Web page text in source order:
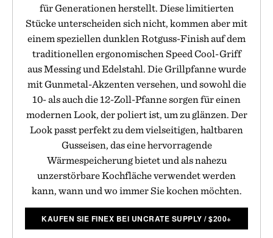
für Generationen herstellt. Diese limitierten
Stücke unterscheiden sich nicht, kommen aber mit
einem speziellen dunklen Rotguss-Finish auf dem
traditionellen ergonomischen Speed Cool-Griff
aus Messing und Edelstahl. Die Grillpfanne wurde
mit Gunmetal-Akzenten versehen, und sowohl die
10- als auch die 12-Zoll-Pfanne sorgen für einen
modernen Look, der poliert ist, um zu glänzen. Der
Look passt perfekt zu dem vielseitigen, haltbaren
Gusseisen, das eine hervorragende
Wärmespeicherung bietet und als nahezu
unzerstörbare Kochfläche verwendet werden
kann, wann und wo immer Sie kochen möchten.
KAUFEN SIE FINEX BEI UNCRATE SUPPLY /$200+